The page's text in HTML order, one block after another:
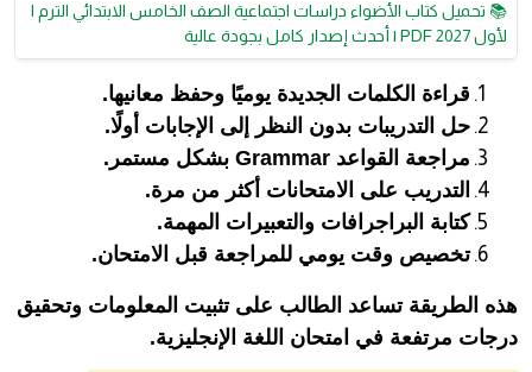
📚 تحميل كتاب الأضواء دراسات اجتماعية الصف الخامس الابتدائي الترم ا
لأول 2027 PDF | أحدث إصدار كامل بجودة عالية
قراءة الكلمات الجديدة يوميًا وحفظ معانيها.
حل التدريبات بدون النظر إلى الإجابات أولًا.
مراجعة القواعد Grammar بشكل مستمر.
التدريب على الامتحانات أكثر من مرة.
كتابة البراجرافات والتعبيرات المهمة.
تخصيص وقت يومي للمراجعة قبل الامتحان.
هذه الطريقة تساعد الطالب على تثبيت المعلومات وتحقيق
درجات مرتفعة في امتحان اللغة الإنجليزية.